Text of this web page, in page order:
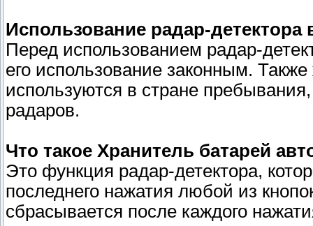
Использование радар-детектора
Перед использованием радар-
его использование законным.
используются в стране
радаров.
Что такое Хранитель батарей
Это функция радар-детектора,
последнего нажатия любой из
сбрасывается после каждого